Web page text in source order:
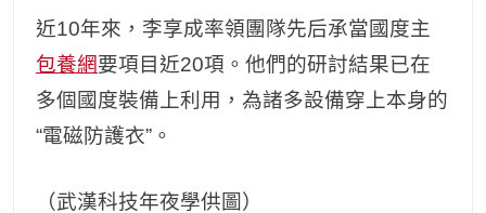
近10年來，李享成率領團隊先后承當國度主
包養網要項目近20項。他們的研討結果已在
多個國度裝備上利用，為諸多設備穿上本身的
“電磁防護衣”。
（武漢科技年夜學供圖）